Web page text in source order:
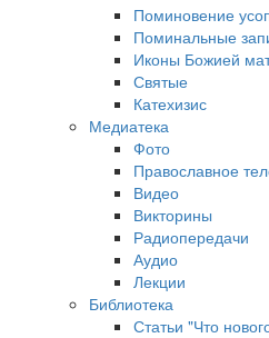
Поминовение
Поминальные
Иконы Божией
Святые
Катехизис
Медиатека
Фото
Православное
Видео
Викторины
Радиопередачи
Аудио
Лекции
Библиотека
Статьи "Что